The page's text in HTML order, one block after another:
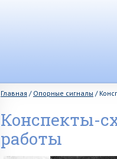
Главная / Опорные сигналы /
Конспекты-
работы